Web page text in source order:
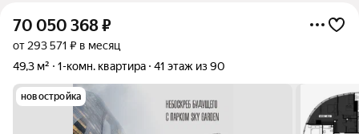
70 050 368₽
от 293 571 ₽ в месяц
49,3 м²
1-комн. квартира 41 этаж из 90
новостройка